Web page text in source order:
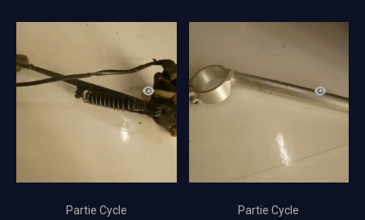
Partie Cycle Partie Cycle